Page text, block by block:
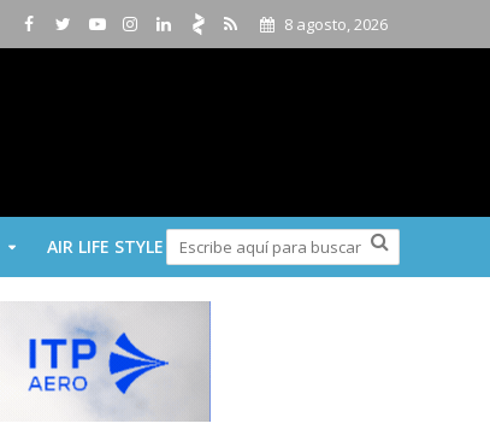
8 agosto, 2026
AIR LIFE STYLE